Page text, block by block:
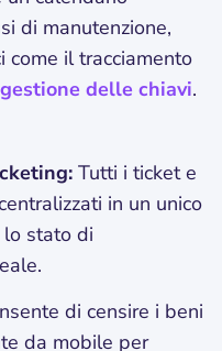
di manutenzione,
come il tracciamento
gestione delle chiavi.
Tutti i ticket e
in un unico
stato di
di censire i beni
da mobile per